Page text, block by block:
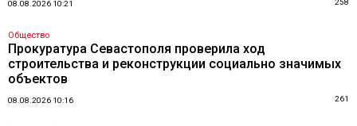
08.08.2026 10:21 258
Общество
Прокуратура Севастополя проверила ход
строительства и реконструкции социально значимых
объектов
08.08.2026 10:16 261